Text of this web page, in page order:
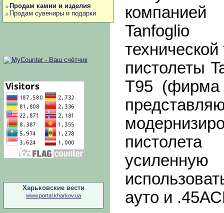
Продам камни и изделия
Продам сувениры и подарки
пистолеты
Т95 (фирма
ауто и
Харьковские вести
www.portal.kharkov.ua